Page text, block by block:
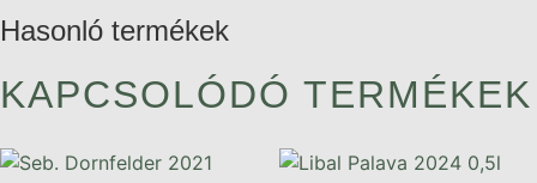
Hasonló termékek
KAPCSOLÓDÓ TERMÉKEK